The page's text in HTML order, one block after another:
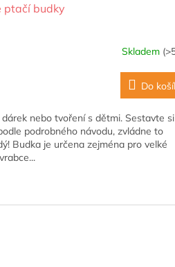
ptačí budky
Skladem
Do
nebo tvoření s dětmi. Sestavte si
podrobného návodu, zvládne to
Budka je určena zejména pro velké